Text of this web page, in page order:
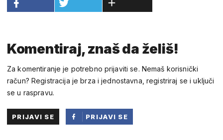
Komentiraj, znaš da želiš!
Za komentiranje je potrebno prijaviti se. Nemaš korisnički
račun? Registracija je brza i jednostavna, registriraj se i uključi
se u raspravu.
PRIJAVI SE
PRIJAVI SE